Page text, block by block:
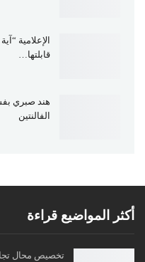
الإعلامية
قابلتها…
هند صبري
الفالنتين
أكثر المواضيع قراءة
تخصيص محال